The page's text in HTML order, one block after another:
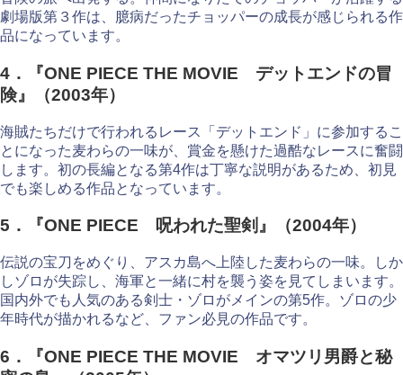
劇場版第３作は、臆病だったチョッパーの成長が感じられる作
品になっています。
4．『ONE PIECE THE MOVIE デットエンドの冒
険』（2003年）
海賊たちだけで行われるレース「デットエンド」に参加するこ
とになった麦わらの一味が、賞金を懸けた過酷なレースに奮闘
します。初の長編となる第4作は丁寧な説明があるため、初見
でも楽しめる作品となっています。
5．『ONE PIECE 呪われた聖剣』（2004年）
伝説の宝刀をめぐり、アスカ島へ上陸した麦わらの一味。しか
しゾロが失踪し、海軍と一緒に村を襲う姿を見てしまいます。
国内外でも人気のある剣士・ゾロがメインの第5作。ゾロの少
年時代が描かれるなど、ファン必見の作品です。
6．『ONE PIECE THE MOVIE オマツリ男爵と秘